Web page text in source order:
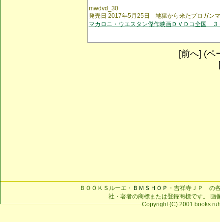
mwdvd_30
発売日 2017年5月25日 地獄から来たプロガン
マカロニ・ウエスタン傑作映画ＤＶＤコ全国 ３
[前へ] (ペ
ＢＯＯＫＳルーエ・ ＢＭＳＨＯＰ ・吉祥寺ＪＰ の
社・著者の商標または登録商標です。 画
Copyright (C) 2001 books